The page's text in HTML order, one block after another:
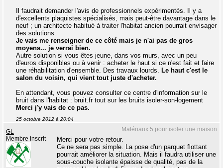
Il faudrait demander l'avis de professionnels expérimentés. Il y a
d'excellents plaquistes spécialisés, mais peut-être davantage dans le
neuf ; un architecte habitué à traiter l'habitat ancien pourrait envisager
des solutions.
Je vais me renseigner de ce côté mais je n'ai pas de gros
moyens... je verrai bien.
Autre solution si vous êtes jeune, dans vos murs, avec un peu
d'euros disponibles ou à venir : acheter le haut si ce n'est fait et faire
une réhabilitation d'ensemble. Des travaux lourds. Le haut c'est le
salon du voisin, qui vient tout juste d'acheter.
En attendant, vous pouvez consulter ce centre d'information sur le
bruit dans l'habitat : bruit.fr tout sur les bruits isoler-son-logement
Merci j'y vais de ce pas.
25 octobre 2012 à 20:04
Matériaux 5 pour isoler une maison
GL
Membre inscrit
Merci pour votre retour.
Ce ne sera pas simple. La pose d'un parquet flottant
pourrait améliorer la situation. Mais il faudra utiliser une
sous-couche isolante épaisse de qualité, pas de la